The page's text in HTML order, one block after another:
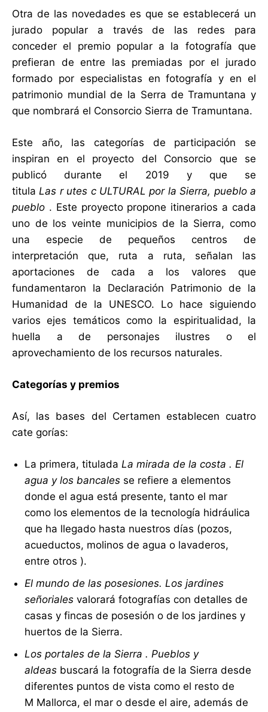
Otra de las novedades es que se establecerá un
jurado popular a través de las redes para
conceder el premio popular a la fotografía que
prefieran de entre las premiadas por el jurado
formado por especialistas en fotografía y en el
patrimonio mundial de la Serra de Tramuntana y
que nombrará el Consorcio Sierra de Tramuntana.
Este año, las categorías de participación se
inspiran en el proyecto del Consorcio que se
publicó durante el 2019 y que se
titulaLas r utes c ULTURAL por la Sierra, pueblo a
pueblo . Este proyecto propone itinerarios a cada
uno de los veinte municipios de la Sierra, como
una especie de pequeños centros de
interpretación que, ruta a ruta, señalan las
aportaciones de cada a los valores que
fundamentaron la Declaración Patrimonio de la
Humanidad de la UNESCO. Lo hace siguiendo
varios ejes temáticos como la espiritualidad, la
huella a de personajes ilustres o el
aprovechamiento de los recursos naturales.
Categorías y premios
Así, las bases del Certamen establecen cuatro
cate gorías:
La primera, titulada La mirada de la costa . El
agua y los bancales se refiere a elementos
donde el agua está presente, tanto el mar
como los elementos de la tecnología hidráulica
que ha llegado hasta nuestros días (pozos,
acueductos, molinos de agua o lavaderos,
entre otros ).
El mundo de las posesiones. Los jardines
señoriales valorará fotografías con detalles de
casas y fincas de posesión o de los jardines y
huertos de la Sierra.
Los portales de la Sierra . Pueblos y
aldeas buscará la fotografía de la Sierra desde
diferentes puntos de vista como el resto de
M Mallorca, el mar o desde el aire, además de